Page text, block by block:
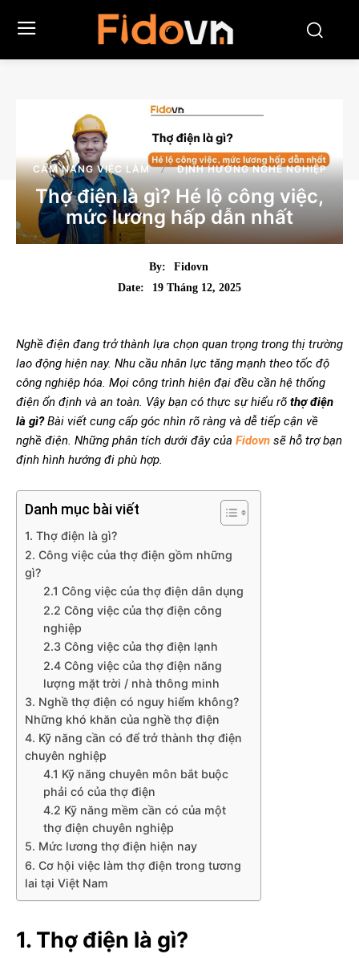
CẨM NANG VIỆC LÀM ĐỊNH HƯỚNG NGHỀ NGHIỆP
Thợ điện là gì? Hé lộ công việc,
mức lương hấp dẫn nhất
By:
Fidovn
Date:
19 Tháng 12, 2025
Nghề điện đang trở thành lựa chọn quan trọng trong thị trường
lao động hiện nay. Nhu cầu nhân lực tăng mạnh theo tốc độ
công nghiệp hóa. Mọi công trình hiện đại đều cần hệ thống
điện ổn định và an toàn. Vậy bạn có thực sự hiểu rõ thợ điện
là gì?Bài viết cung cấp góc nhìn rõ ràng và dễ tiếp cận về
nghề điện. Những phân tích dưới đây của Fidovn sẽ hỗ trợ bạn
định hình hướng đi phù hợp.
Danh mục bài viết
1. Thợ điện là gì?
2. Công việc của thợ điện gồm những
gì?
2.1 Công việc của thợ điện dân dụng
2.2 Công việc của thợ điện công
nghiệp
2.3 Công việc của thợ điện lạnh
2.4 Công việc của thợ điện năng
lượng mặt trời / nhà thông minh
3. Nghề thợ điện có nguy hiểm không?
Những khó khăn của nghề thợ điện
4. Kỹ năng cần có để trở thành thợ điện
chuyên nghiệp
4.1 Kỹ năng chuyên môn bắt buộc
phải có của thợ điện
4.2 Kỹ năng mềm cần có của một
thợ điện chuyên nghiệp
5. Mức lương thợ điện hiện nay
6. Cơ hội việc làm thợ điện trong tương
lai tại Việt Nam
1. Thợ điện là gì?